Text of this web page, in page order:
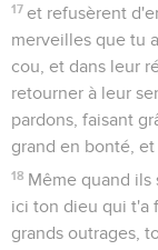
17 et refusèrent
merveilles que tu
cou, et dans leur
retourner à leur
pardons, faisant
grand en bonté,
18 Même quand
ici ton dieu qui t'a
grands outrages,